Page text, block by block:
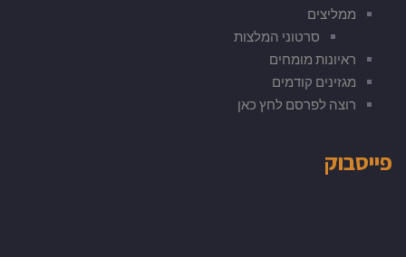
ממליצים
סרטוני המלצות
ראיונות מומחים
מגזינים קודמים
רוצה לפרסם לחץ כאן
פייסבוק